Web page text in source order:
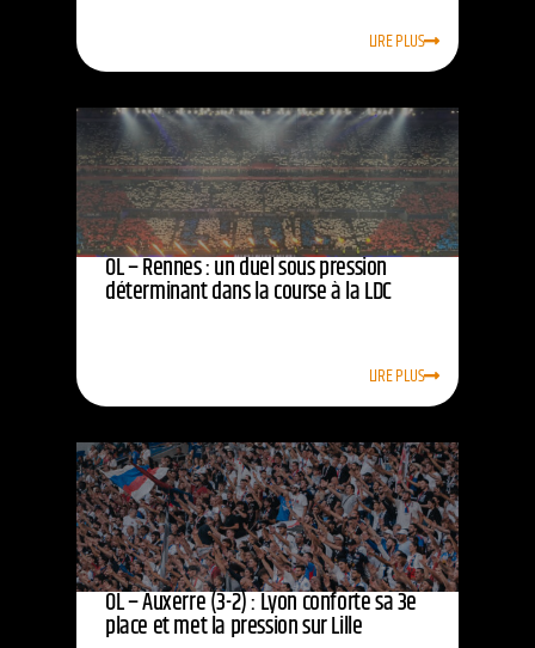
LIRE PLUS
OL – Rennes : un duel sous pression
déterminant dans la course à la LDC
LIRE PLUS
OL – Auxerre (3-2) : Lyon conforte sa 3e
place et met la pression sur Lille